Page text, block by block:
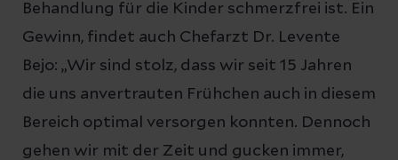
Behandlung für die Kinder schmerzfrei ist. Ein
Gewinn, findet auch Chefarzt Dr. Levente
Bejo: „Wir sind stolz, dass wir seit 15 Jahren
die uns anvertrauten Frühchen auch in diesem
Bereich optimal versorgen konnten. Dennoch
gehen wir mit der Zeit und gucken immer,